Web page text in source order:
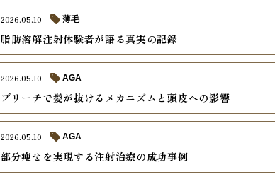
脂肪溶解注射体験者が語る真実の記録
2026.05.10 薄毛
ブリーチで髪が抜けるメカニズムと頭皮への影響
2026.05.10 AGA
部分痩せを実現する注射治療の成功事例
2026.05.10 AGA